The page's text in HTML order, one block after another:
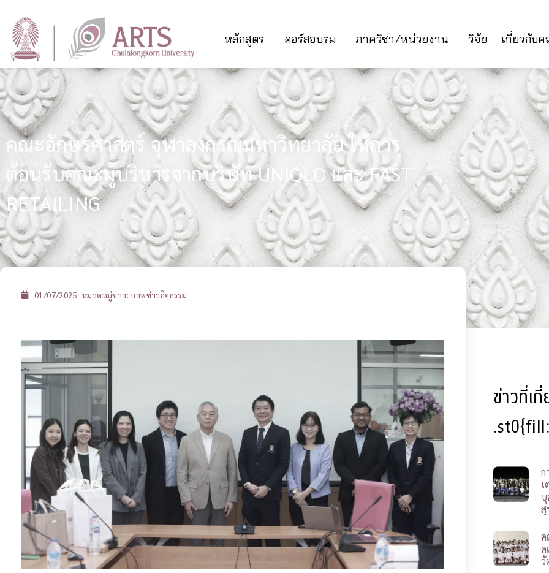
หลักสูตร คอร์สอบรม ภาควิชา/หน่วยงาน วิจัย เกี่ยวกับ
คณะอักษรศาสตร์ จุฬาลงกรณ์มหาวิทยาลัย ให้การ
ต้อนรับคณะผู้บริหารจากบริษัท UNIQLO และ FAST
RETAILING
01/07/2025 หมวดหมู่ข่าว:ภาพข่าวกิจกรรม
ข่าวที่เ
ก
บุ
ค
ค
วั